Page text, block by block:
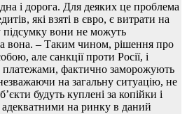
і дорога. Для деяких це проблема
які взяті в євро, є витрати на
вони не можуть
вона. – Таким чином, рішення про
але санкції проти Росії, і
з платежами, фактично заморожують
на загальну ситуацію, не
будуть куплені за копійки і
на ринку в даний